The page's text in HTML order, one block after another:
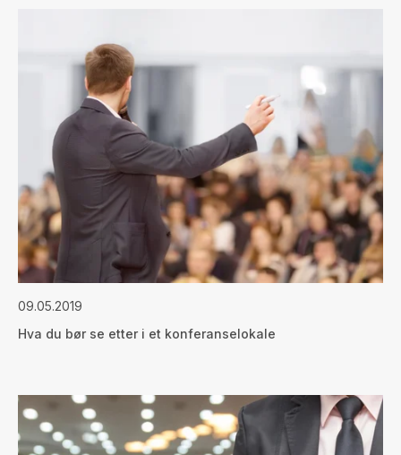
09.05.2019
Hva du bør se etter i et konferanselokale